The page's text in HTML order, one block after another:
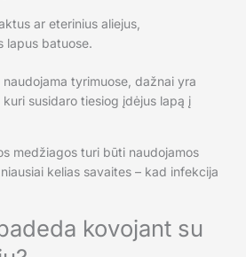
ar eterinius aliejus,
lapus batuose.
tyrimuose, dažnai yra
susidaro tiesiog įdėjus lapą į
medžiagos turi būti naudojamos
kelias savaites – kad infekcija
kovojant su